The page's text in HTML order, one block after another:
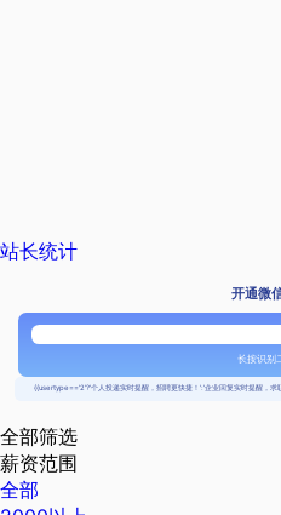
站长统计
开通微
长按识别
{{usertype=='2'?'个人投递实时提醒，招聘更快捷！':'企业回复实时提醒，求
全部筛选
薪资范围
全部